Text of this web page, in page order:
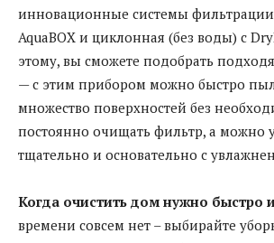
инновационные системы
AquaBOX и циклонная (без воды) с
этому, вы сможете подобрать
— с этим прибором можно быстро
множество поверхностей без
постоянно очищать фильтр, а можно
тщательно и основательно с
Когда очистить дом нужно быстро
времени совсем нет – выбирайте